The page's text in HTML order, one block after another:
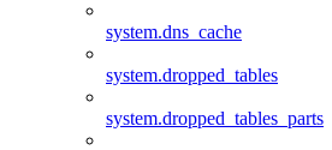
system.dns_cache
system.dropped_tables
system.dropped_tables_parts